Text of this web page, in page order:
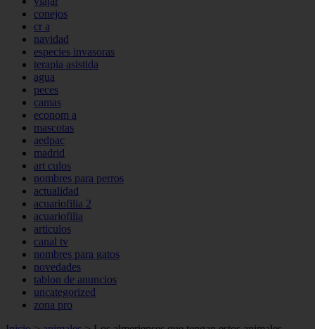
conejos
cr a
navidad
especies invasoras
terapia asistida
agua
peces
camas
econom a
mascotas
aedpac
madrid
art culos
nombres para perros
actualidad
acuariofilia 2
acuariofilia
articulos
canal tv
nombres para gatos
novedades
tablon de anuncios
uncategorized
zona pro